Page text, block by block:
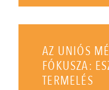
AZ UNIÓS
FÓKUSZA:
TERMELÉS